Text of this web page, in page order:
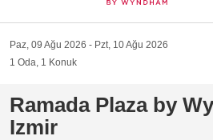
Paz, 09 Ağu 2026
Pzt, 10 Ağu 2026
1 Oda, 1 Konuk
Ramada Plaza by
Izmir